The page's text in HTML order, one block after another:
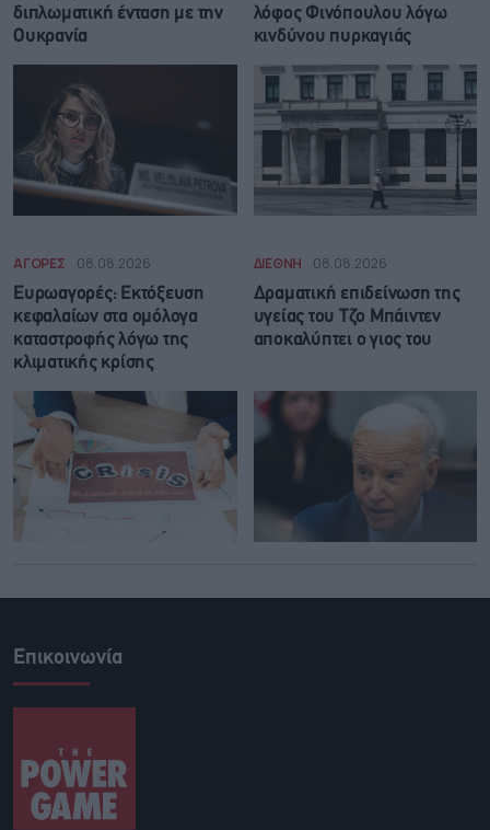
διπλωματική ένταση με την
Ουκρανία
λόφος Φινόπουλου λόγω
κινδύνου πυρκαγιάς
ΑΓΟΡΕΣ 08.08.2026
Ευρωαγορές: Εκτόξευση
κεφαλαίων στα ομόλογα
καταστροφής λόγω της
κλιματικής κρίσης
ΔΙΕΘΝΗ 08.08.2026
Δραματική επιδείνωση της
υγείας του Τζο Μπάιντεν
αποκαλύπτει ο γιος του
Επικοινωνία